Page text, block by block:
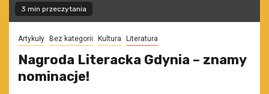
3 min przeczytania
Artykuły Bez kategorii Kultura Literatura
Nagroda Literacka Gdynia – znamy
nominacje!